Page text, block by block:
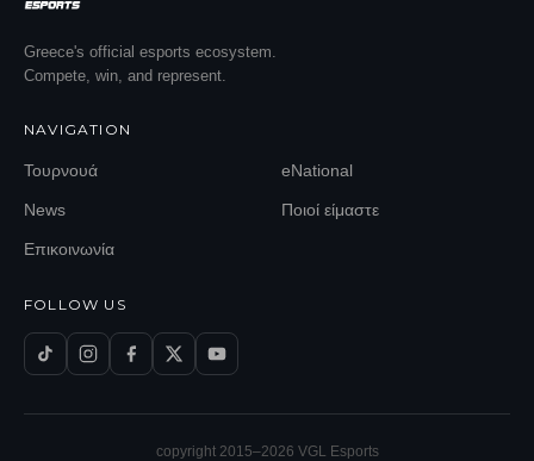
Greece's official esports ecosystem.
Compete, win, and represent.
NAVIGATION
Τουρνουά eNational
News Ποιοί είμαστε
Επικοινωνία
FOLLOW US
copyright 2015–2026 VGL Esports